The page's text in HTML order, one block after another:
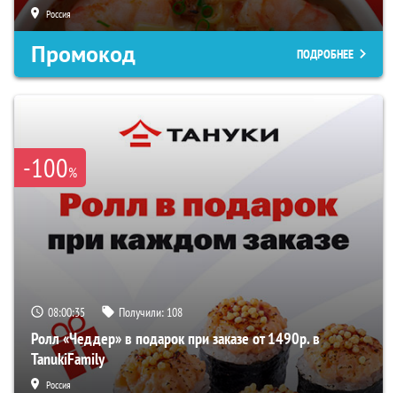
Россия
Промокод ПОДРОБНЕЕ
-100%
08:00:35 Получили: 108
Ролл «Чеддер» в подарок при заказе от 1490р. в
TanukiFamily
Россия